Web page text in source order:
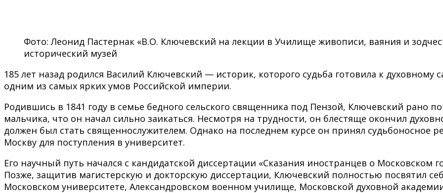
Фото: Леонид Пастернак «В.О. Ключевский на лекции в Училище живописи, ваяния и
исторический музей
185 лет назад родился Василий Ключевский — историк, которого судьба готовила к духовному
одним из самых ярких умов Российской империи.
Родившись в 1841 году в семье бедного сельского священника под Пензой, Ключевский рано
мальчика, что он начал сильно заикаться. Несмотря на трудности, он блестяще окончил
должен был стать священнослужителем. Однако на последнем курсе он принял судьбоносное
Москву для поступления в университет.
Его научный путь начался с кандидатской диссертации «Сказания иностранцев о Московском
Позже, защитив магистерскую и докторскую диссертации, Ключевский полностью посвятил
Московском университете, Александровском военном училище, Московской духовной